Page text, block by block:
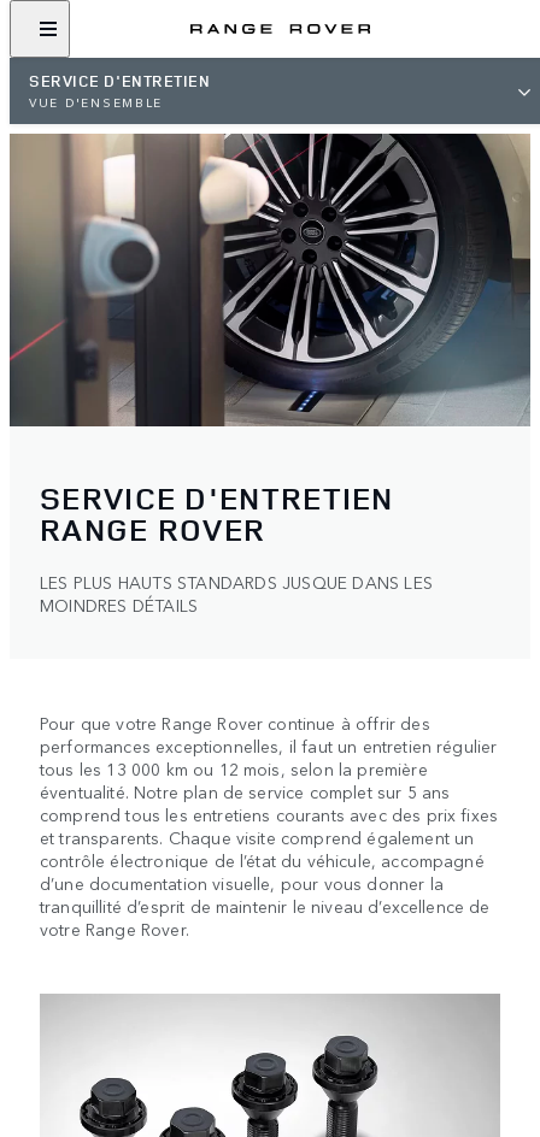
SERVICE D'ENTRETIEN
VUE D'ENSEMBLE
SERVICE D'ENTRETIEN
RANGE ROVER
LES PLUS HAUTS STANDARDS JUSQUE DANS LES
MOINDRES DÉTAILS
Pour que votre Range Rover continue à offrir des
performances exceptionnelles, il faut un entretien régulier
tous les 13 000 km ou 12 mois, selon la première
éventualité. Notre plan de service complet sur 5 ans
comprend tous les entretiens courants avec des prix fixes
et transparents. Chaque visite comprend également un
contrôle électronique de l’état du véhicule, accompagné
d’une documentation visuelle, pour vous donner la
tranquillité d’esprit de maintenir le niveau d’excellence de
votre Range Rover.